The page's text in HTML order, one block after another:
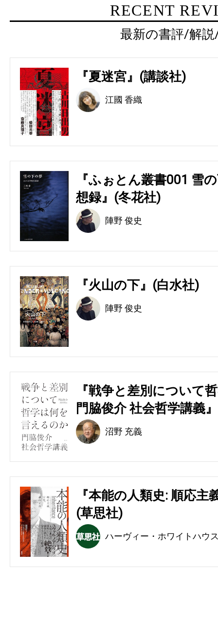
RECENT
最新の書評/解
『夏迷宮』(講談社)
江國 香織
『ふぉとん叢書001 雪
想録』(冬花社)
陣野 俊史
『火山の下』(白水社)
陣野 俊史
『戦争と差別について
門脇俊介 社会哲学講義
沼野 充義
『本能の人類史: 順応
(草思社)
ハーヴィー・ホワイトハウ